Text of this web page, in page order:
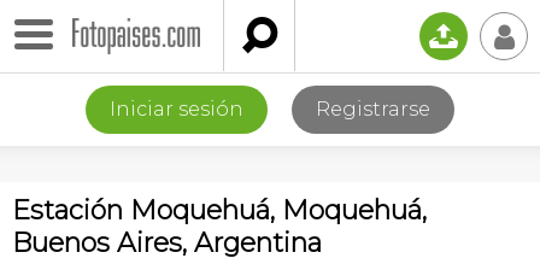
 📤 👤
Iniciar sesión Registrarse
Estación Moquehuá, Moquehuá,
Buenos Aires, Argentina